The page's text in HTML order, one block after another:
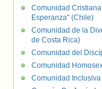
Comunidad
Esperanza" (Chile)
Comunidad de la
de Costa Rica)
Comunidad del
Comunidad
Comunidad